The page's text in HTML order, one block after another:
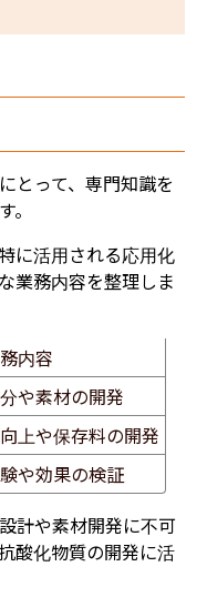
とって、専門知識を
に活用される応用化
業務内容を整理しま
内容
や素材の開発
上や保存料の開発
や効果の検証
計や素材開発に不可
酸化物質の開発に活